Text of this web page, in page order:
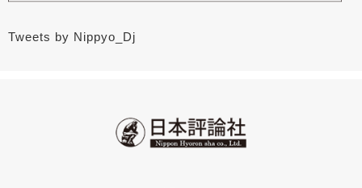
Tweets by Nippyo_Dj